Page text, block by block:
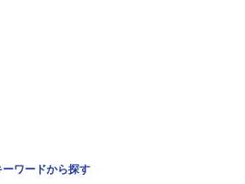
ーワードから探す